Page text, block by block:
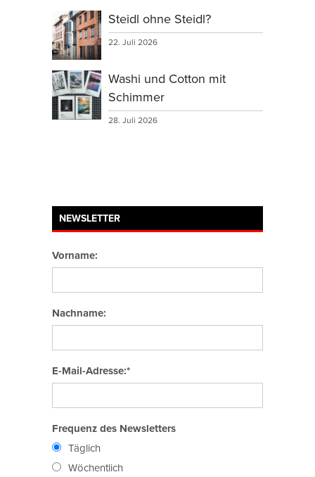
Steidl ohne Steidl?
22. Juli 2026
Washi und Cotton mit
Schimmer
28. Juli 2026
NEWSLETTER
Vorname:
Nachname:
E-Mail-Adresse:*
Frequenz des Newsletters
Täglich
Wöchentlich